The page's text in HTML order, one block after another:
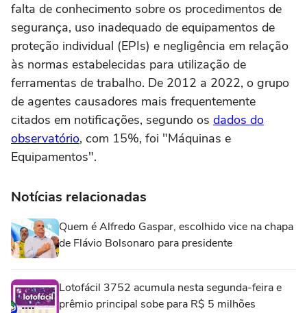
falta de conhecimento sobre os procedimentos de
segurança, uso inadequado de equipamentos de
proteção individual (EPIs) e negligência em relação
às normas estabelecidas para utilização de
ferramentas de trabalho. De 2012 a 2022, o grupo
de agentes causadores mais frequentemente
citados em notificações, segundo os dados do
observatório, com 15%, foi "Máquinas e
Equipamentos".
Notícias relacionadas
Quem é Alfredo Gaspar, escolhido vice na chapa
de Flávio Bolsonaro para presidente
Lotofácil 3752 acumula nesta segunda-feira e
prêmio principal sobe para R$ 5 milhões